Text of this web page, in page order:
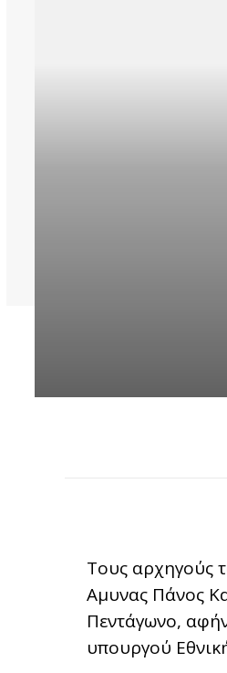
Τους αρχηγούς
Αμυνας Πάνος
Πεντάγωνο,
υπουργού